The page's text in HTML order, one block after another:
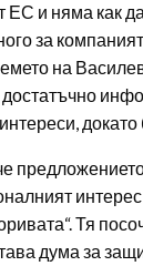
ЕС и няма как
за
на
интерес
Тя
дума за